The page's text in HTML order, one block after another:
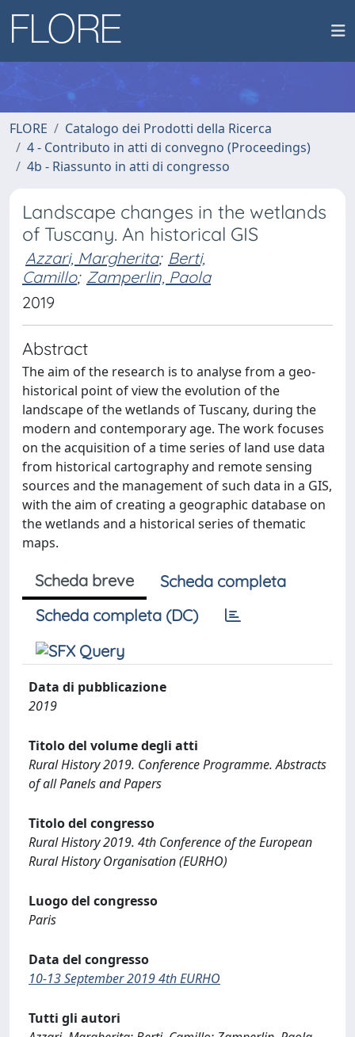
FLORE
Catalogo dei Prodotti della Ricerca
4 - Contributo in atti di convegno (Proceedings)
4b - Riassunto in atti di congresso
Landscape changes in the wetlands
of Tuscany. An historical GIS
Azzari, Margherita; Berti,
Camillo; Zamperlin, Paola
2019
Abstract
The aim of the research is to analyse from a geo-
historical point of view the evolution of the
landscape of the wetlands of Tuscany, during the
modern and contemporary age. The work focuses
on the acquisition of a time series of land use data
from historical cartography and remote sensing
sources and the management of such data in a GIS,
with the aim of creating a geographic database on
the wetlands and a historical series of thematic
maps.
Scheda breve
Scheda completa
Scheda completa (DC)
Data di pubblicazione
2019
Titolo del volume degli atti
Rural History 2019. Conference Programme. Abstracts
of all Panels and Papers
Titolo del congresso
Rural History 2019. 4th Conference of the European
Rural History Organisation (EURHO)
Luogo del congresso
Paris
Data del congresso
10-13 September 2019 4th EURHO
Tutti gli autori